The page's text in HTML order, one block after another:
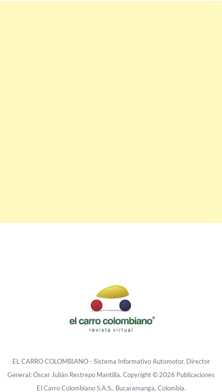
EL CARRO COLOMBIANO - Sistema Informativo Automotor. Director
General: Óscar Julián Restrepo Mantilla. Copyright © 2026 Publicaciones
El Carro Colombiano S.A.S., Bucaramanga, Colombia.